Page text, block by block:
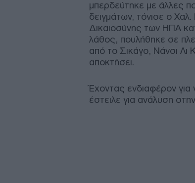
μπερδεύτηκε με άλλες
δειγμάτων, τόνισε ο
Δικαιοσύνης των ΗΠΑ
λάθος, πουλήθηκε σε
από το Σικάγο, Νάνσι Λι
αποκτήσει.
Έχοντας ενδιαφέρον
έστειλε για ανάλυση στην